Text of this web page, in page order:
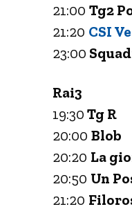
21:00 Tg2
21:20 CSI
23:00
Rai3
19:30 Tg R
20:00 Blob
20:20 La
20:50 Un
21:20